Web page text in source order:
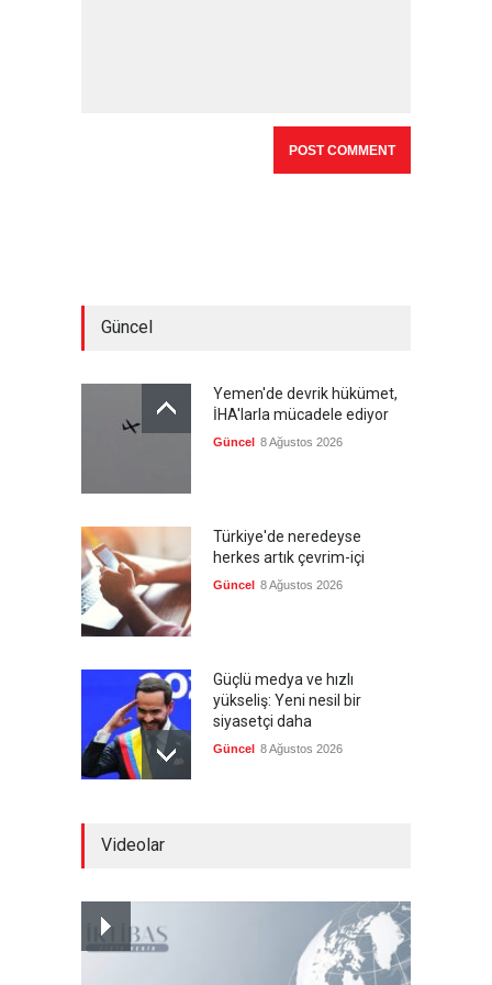
Güncel
Yemen'de devrik hükümet,
İHA'larla mücadele ediyor
Güncel 8 Ağustos 2026
Türkiye'de neredeyse
herkes artık çevrim-içi
Güncel 8 Ağustos 2026
Güçlü medya ve hızlı
yükseliş: Yeni nesil bir
siyasetçi daha
Güncel 8 Ağustos 2026
Kolombiya, solcu Petro'nun
Videolar